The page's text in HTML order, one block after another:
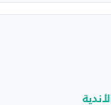
الأندية